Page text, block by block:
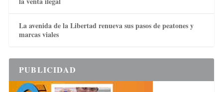
La avenida de la Libertad renueva sus pasos de peatones y
marcas viales
PUBLICIDAD